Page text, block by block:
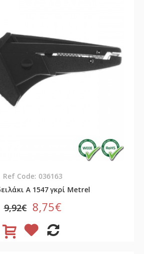
Ref Code: 036163
A 1547 γκρί Metrel
9,92€ 8,75€